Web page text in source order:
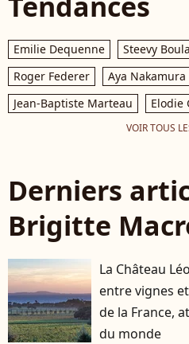
Emilie Dequenne Steevy
Roger Federer
Aya Nakamura
Jean-Baptiste Marteau
Elodie
VOIR TOUS
Derniers
Brigitte
La Château
entre vignes
de la France,
du monde